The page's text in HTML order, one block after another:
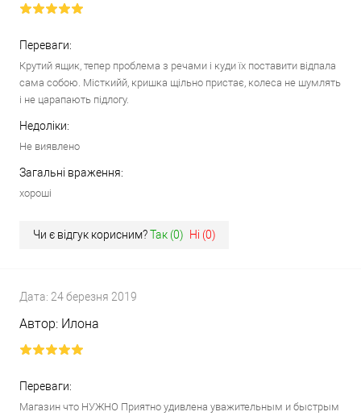
Переваги:
Крутий ящик, тепер проблема з речами і куди їх поставити відпала
сама собою. Місткийй, кришка щільно пристає, колеса не шумлять
і не царапають підлогу.
Недоліки:
Не виявлено
Загальні враження:
хороші
Чи є відгук корисним? Так (0) Ні (0)
Дата: 24 березня 2019
Автор: Илона
Переваги:
Магазин что НУЖНО Приятно удивлена уважительным и быстрым